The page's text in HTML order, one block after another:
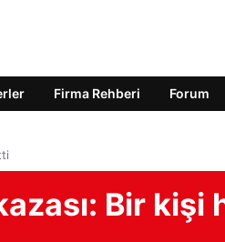
Firma Rehberi Forum
Bir kişi